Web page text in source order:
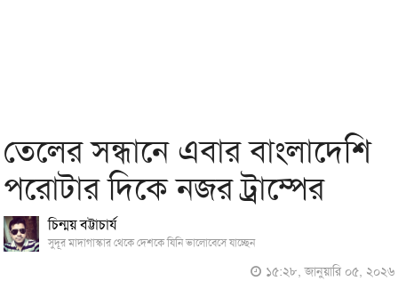
তেলের সন্ধানে এবার বাংলাদেশি
পরোটার দিকে নজর ট্রাম্পের
চিন্ময় বট্টাচার্য
সুদূর মাদাগাস্কার থেকে দেশকে যিনি ভালোবেসে যাচ্ছেন
১৫:২৮, জানুয়ারি ০৫, ২০২৬